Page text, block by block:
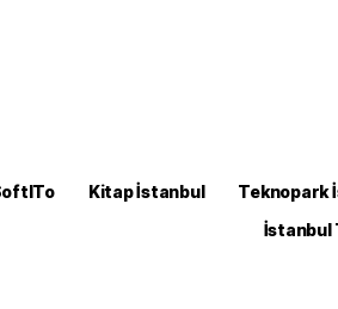
Kitap İstanbul Teknopark
İstanbul